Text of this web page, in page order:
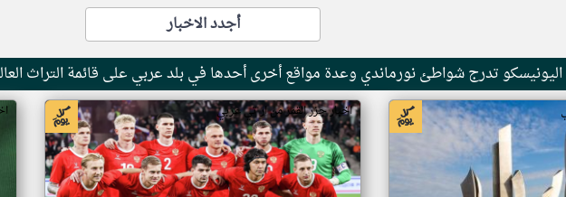
أجدد الاخبار
اليونيسكو تدرج شواطئ نورماندي وعدة مواقع أخرى أحدها في بلد عربي على قائمة التراث
اخبار جزر القمر من ار تي عربي